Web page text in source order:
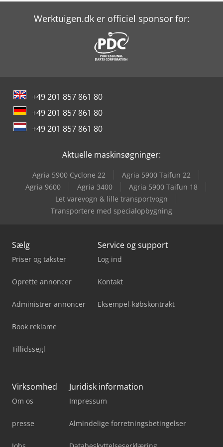
Rational Icombi Pro 20-1/1
Rego Sm 4
Renault R
Rühle Mpr 400
Rühle Sr 1
Störi Mantel Kp 900 Automat
Werktuigen.dk er officiel sponsor for:
+49 201 857 861 80
+49 201 857 861 80
+49 201 857 861 80
Aktuelle maskinsøgninger:
Agria 5900 Cyclone 22
Agria 5900 Taifun 22
Agria 9600
Agria 3400
Agria 5900 Taifun 18
Let varevogn & lille transportvogn
Transportere med specialopbygning
Sælg
Priser og takster
Oprette annoncer
Administrer annoncer
Book reklame
Tillidssegl
Service og support
Log ind
Kontakt
Eksempel-købskontrakt
Virksomhed
Om os
presse
Juridisk information
Impressum
Almindelige forretningsbetingelser